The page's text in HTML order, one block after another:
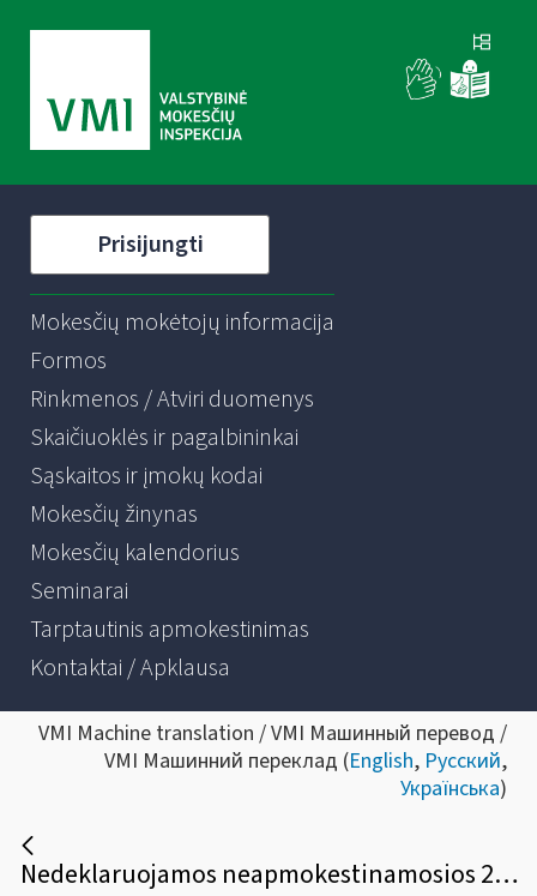
Prisijungti
Mokesčių mokėtojų informacija
Formos
Rinkmenos / Atviri duomenys
Skaičiuoklės ir pagalbininkai
Sąskaitos ir įmokų kodai
Mokesčių žinynas
Mokesčių kalendorius
Seminarai
Tarptautinis apmokestinimas
Kontaktai / Apklausa
VMI Machine translation / VMI Машинный перевод /
VMI Машинний переклад (English, Русский,
Українська)
Nedeklaruojamos neapmokestinamosios 2025 metų pajamos